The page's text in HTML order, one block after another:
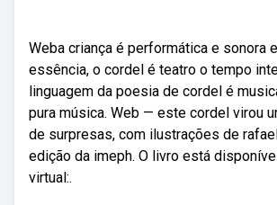
Weba criança é performática e sonora
essência, o cordel é teatro o tempo
linguagem da poesia de cordel é
pura música. Web — este cordel virou
de surpresas, com ilustrações de
edição da imeph. O livro está
virtual:.